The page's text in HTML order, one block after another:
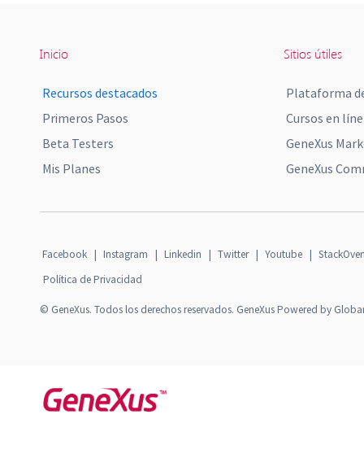
Inicio
Recursos destacados
Primeros Pasos
Beta Testers
Mis Planes
Sitios útiles
Plataforma
Cursos en
GeneXus
GeneXus
Facebook | Instagram | Linkedin | Twitter | Youtube |
Política de Privacidad
© GeneXus. Todos los derechos reservados. GeneXus Powered by